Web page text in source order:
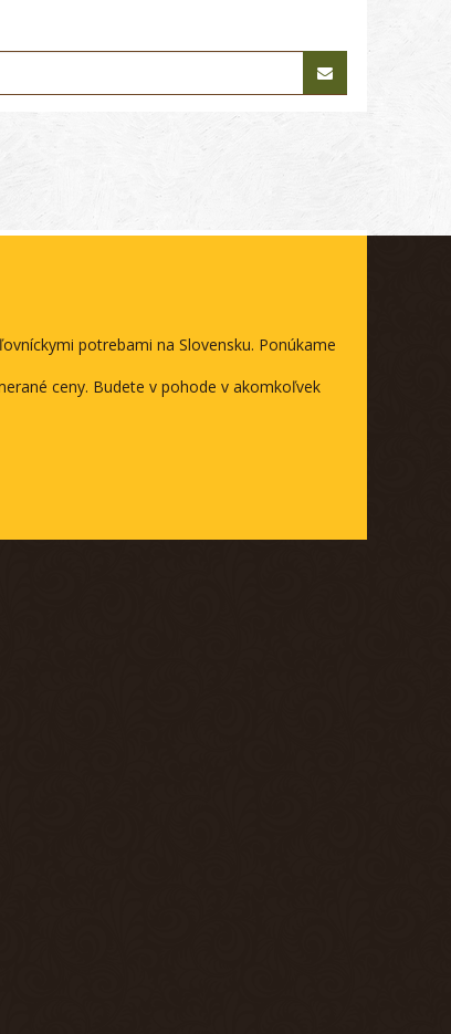
potrebami na Slovensku. Ponúkame
ceny. Budete v pohode v akomkoľvek